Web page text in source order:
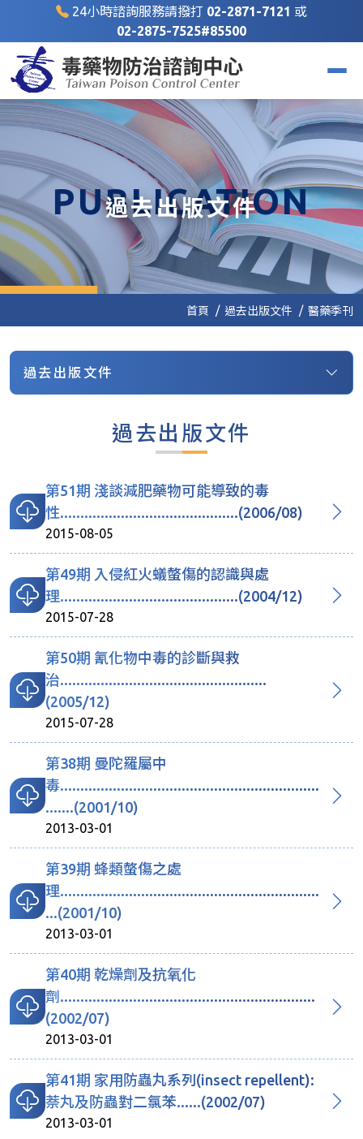
24小時諮詢服務請撥打 02-2871-7121 或
02-2875-7525#85500
PUBLICATION
過去出版文件
首頁 過去出版文件 醫藥季刊
過去出版文件
過去出版文件
第51期 淺談減肥藥物可能導致的毒
性............................................(2006/08)
2015-08-05
第49期 入侵紅火蟻螫傷的認識與處
理............................................(2004/12)
2015-07-28
第50期 氰化物中毒的診斷與救
治...................................................
(2005/12)
2015-07-28
第38期 曼陀羅屬中
毒................................................................
.......(2001/10)
2013-03-01
第39期 蜂類螫傷之處
理................................................................
...(2001/10)
2013-03-01
第40期 乾燥劑及抗氧化
劑...............................................................
(2002/07)
2013-03-01
第41期 家用防蟲丸系列(insect repellent):
萘丸及防蟲對二氯苯......(2002/07)
2013-03-01